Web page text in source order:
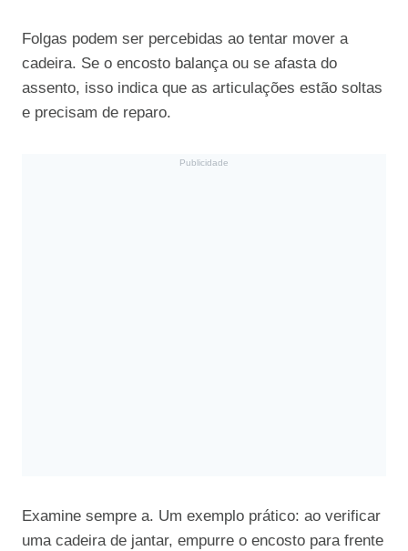
Folgas podem ser percebidas ao tentar mover a
cadeira. Se o encosto balança ou se afasta do
assento, isso indica que as articulações estão soltas
e precisam de reparo.
Publicidade
Examine sempre a. Um exemplo prático: ao verificar
uma cadeira de jantar, empurre o encosto para frente